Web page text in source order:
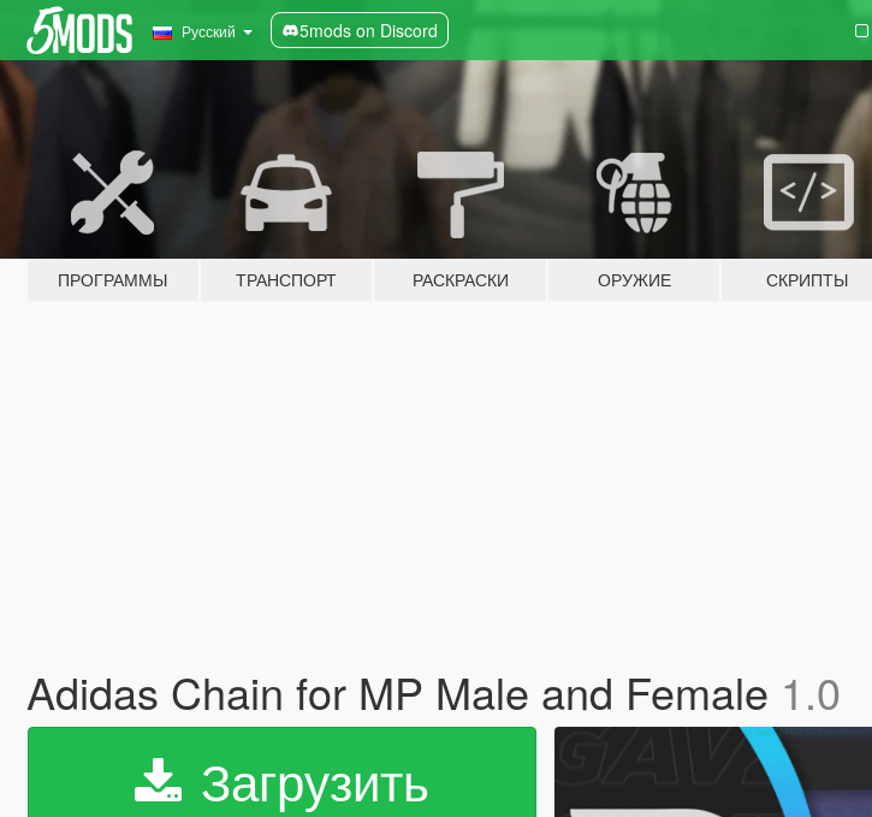
Русский 5mods on Discord
ПРОГРАММЫ ТРАНСПОРТ РАСКРАСКИ ОРУЖИЕ СКРИПТЫ
Adidas Chain for MP Male and Female 1.0
Загрузить